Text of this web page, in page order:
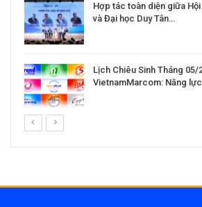
Hợp tác toàn diện giữa
và Đại học Duy Tân…
Lịch Chiêu Sinh Tháng 05/
VietnamMarcom: Năng